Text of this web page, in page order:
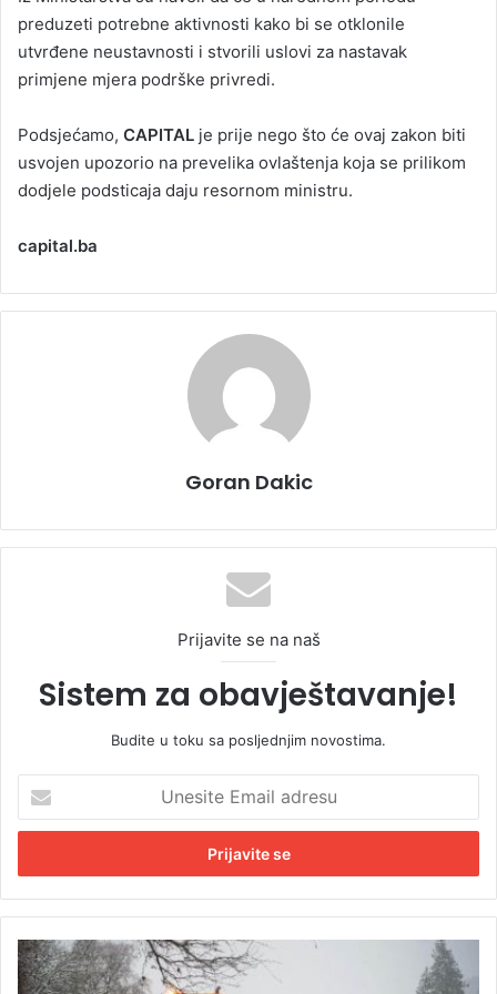
preduzeti potrebne aktivnosti kako bi se otklonile
utvrđene neustavnosti i stvorili uslovi za nastavak
primjene mjera podrške privredi.
Podsjećamo, CAPITAL je prije nego što će ovaj zakon biti
usvojen upozorio na prevelika ovlaštenja koja se prilikom
dodjele podsticaja daju resornom ministru.
capital.ba
Goran Dakic
Prijavite se na naš
Sistem za obavještavanje!
Budite u toku sa posljednjim novostima.
e
i
t
E
m
U
o